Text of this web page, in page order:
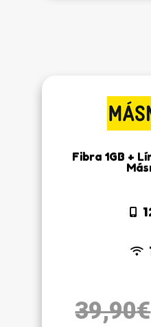
Fibra 1GB +
39,90€